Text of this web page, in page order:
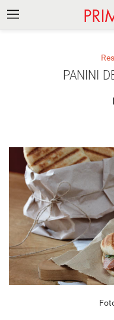
PANINI